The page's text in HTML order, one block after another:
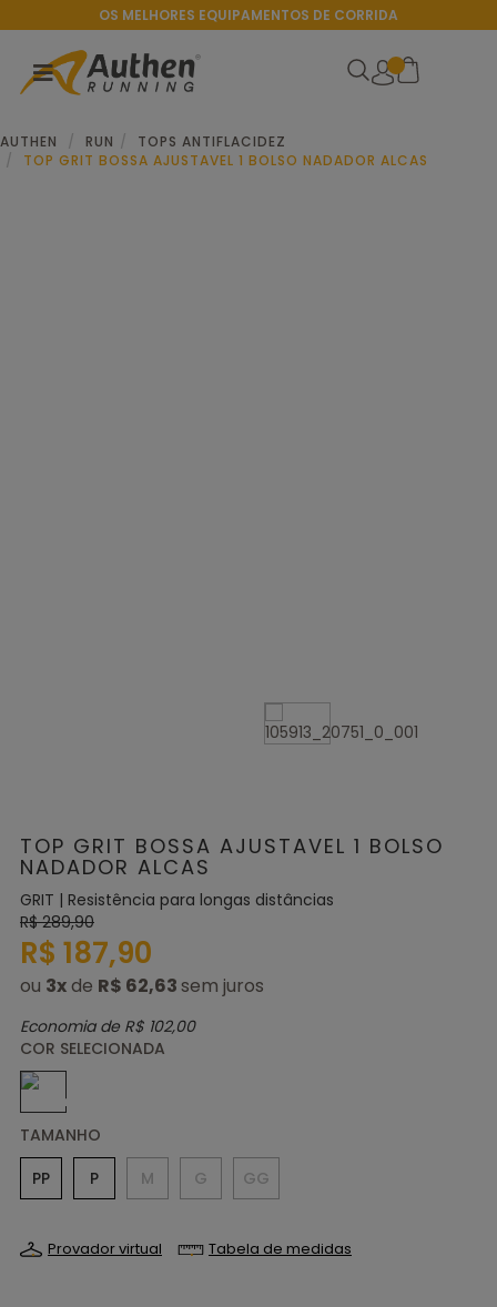
OS MELHORES EQUIPAMENTOS DE CORRIDA
AUTHEN RUN
TOPS ANTIFLACIDEZ
TOP GRIT BOSSA AJUSTAVEL 1 BOLSO NADADOR ALCAS
TOP GRIT BOSSA AJUSTAVEL 1 BOLSO
NADADOR ALCAS
GRIT | Resistência para longas distâncias
R$ 289,90
R$ 187,90
ou 3xde R$ 62,63
Economia de R$ 102,00
TAMANHO
PP
P M G GG
Provador virtual Tabela de medidas